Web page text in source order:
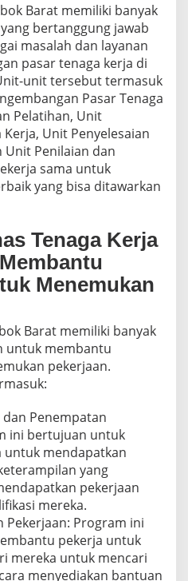
Barat memiliki banyak
bertanggung jawab
masalah dan layanan
pasar tenaga kerja di
unit tersebut termasuk
Pasar Tenaga
Pelatihan, Unit
Kerja, Unit Penyelesaian
Unit Penilaian dan
sama untuk
yang bisa ditawarkan
Tenaga Kerja
Menemukan
Barat memiliki banyak
untuk membantu
pekerjaan.
Penempatan
ini bertujuan untuk
mendapatkan
yang
pekerjaan
mereka.
Pekerjaan: Program ini
pekerja untuk
mereka untuk mencari
menyediakan bantuan